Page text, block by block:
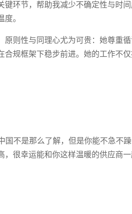
键环节，帮助我减少不确定性与时
度。
原则性与同理心尤为可贵：她尊重
合规框架下稳步前进。她的工作不
国不是那么了解，但是你能不急不
，很幸运能和你这样温暖的供应商一